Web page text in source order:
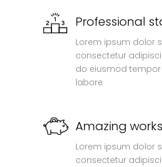
Professional
Lorem ipsum dolor
consectetur
do eiusmod
labore
Amazing works
Lorem ipsum dolor
consectetur